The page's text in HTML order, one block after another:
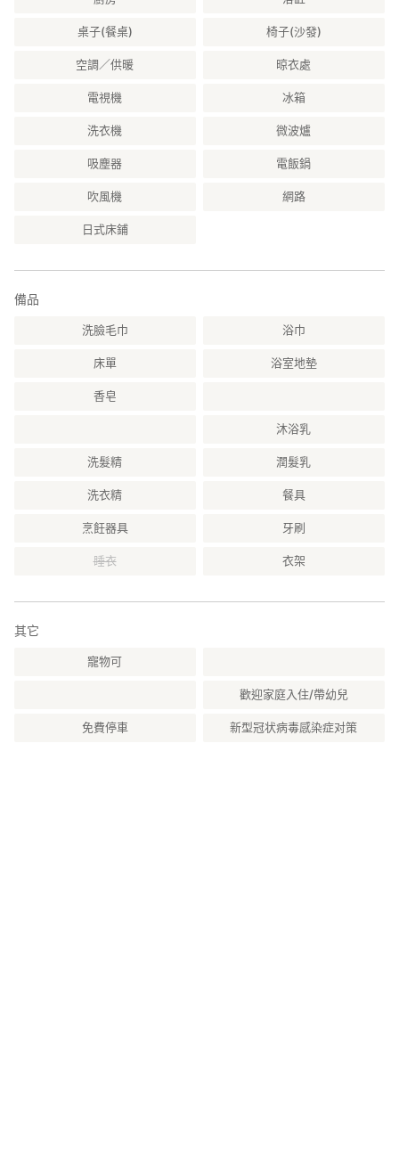
- 請注意，我們不會介入任何與寵物相關的事故或麻煩。我們將向您
- 請注意，請勿遺失房間鑰匙。外出時請將鑰匙放入鑰匙箱。如果遺
失，我們可能無法立即處理。
・設施周圍的道路尚未鋪設，因此請勿駕駛低底盤車輛。
桌子(餐桌) 椅子(沙發)
空調／供暖 晾衣處
電視機 冰箱
洗衣機 微波爐
吸塵器 電飯鍋
吹風機 網路
日式床鋪
備品
洗臉毛巾 浴巾
床單 浴室地墊
香皂
沐浴乳
洗髮精 潤髮乳
洗衣精 餐具
烹飪器具 牙刷
睡衣 衣架
其它
寵物可
歡迎家庭入住/帶幼兒
免費停車 新型冠状病毒感染症对策